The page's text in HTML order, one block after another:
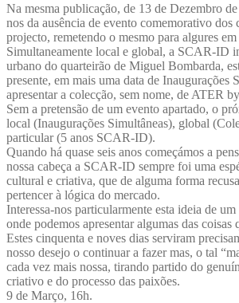
Na mesma publicação, de 13 de Dezembro
nos da ausência de evento comemorativo dos
projecto, remetendo o mesmo para algures
Simultaneamente local e global, a SCAR-ID
urbano do quarteirão de Miguel Bombarda,
presente, em mais uma data de Inaugurações
apresentar a colecção, sem nome, de ATER
Sem a pretensão de um evento apartado, o
local (Inaugurações Simultâneas), global
particular (5 anos SCAR-ID).
Quando há quase seis anos começámos a
nossa cabeça a SCAR-ID sempre foi uma
cultural e criativa, que de alguma forma
pertencer à lógica do mercado.
Interessa-nos particularmente esta ideia de
onde podemos apresentar algumas das coisas
Estes cinquenta e noves dias serviram
nosso desejo o continuar a fazer mas, o tal
cada vez mais nossa, tirando partido do
criativo e do processo das paixões.
9 de Março, 16h.